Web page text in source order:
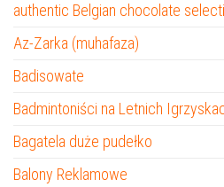
authentic Belgian chocolate
Az-Zarka (muhafaza)
Badisowate
Badmintoniści na Letnich
Bagatela duże pudełko
Balony Reklamowe